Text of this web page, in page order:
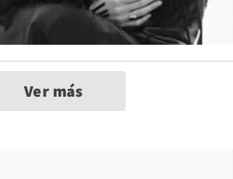
Ver más